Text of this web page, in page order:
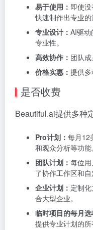
易于使用： 即使
快速制作出专业的
专业设计： AI驱
专业性。
高效协作： 团队
价格实惠： 提供多
是否收费
Beautiful.ai提供多种
Pro计划： 每月12
和观众分析等功能
团队计划： 每位
了协作工作区和自
企业计划： 定制
合大型企业。
临时项目的每月选
提供专业计划的所